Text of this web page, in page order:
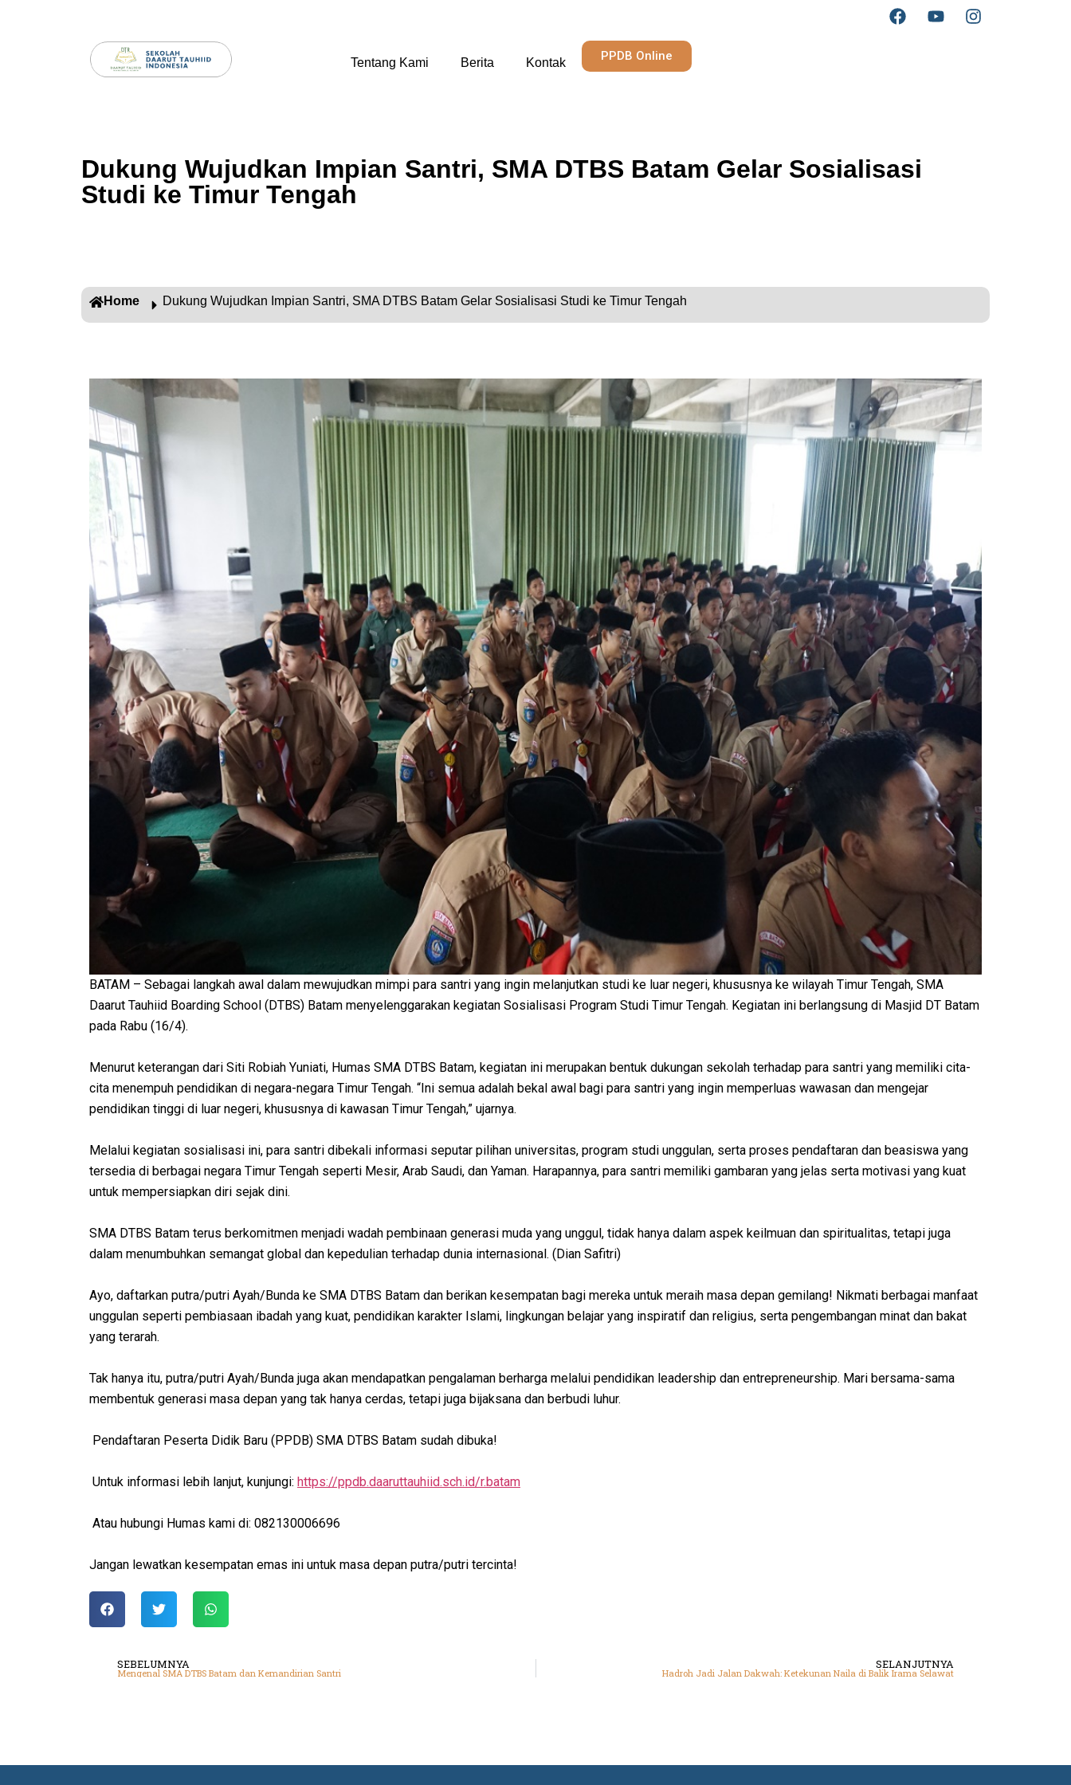
Tentang Kami Berita Kontak PPDB Online
Dukung Wujudkan Impian Santri, SMA DTBS Batam Gelar Sosialisasi
Studi ke Timur Tengah
Home Dukung Wujudkan Impian Santri, SMA DTBS Batam Gelar Sosialisasi Studi ke Timur Tengah
BATAM – Sebagai langkah awal dalam mewujudkan mimpi para santri yang ingin melanjutkan studi ke luar negeri, khususnya ke wilayah Timur Tengah, SMA
Daarut Tauhiid Boarding School (DTBS) Batam menyelenggarakan kegiatan Sosialisasi Program Studi Timur Tengah. Kegiatan ini berlangsung di Masjid DT Batam
pada Rabu (16/4).
Menurut keterangan dari Siti Robiah Yuniati, Humas SMA DTBS Batam, kegiatan ini merupakan bentuk dukungan sekolah terhadap para santri yang memiliki cita-
cita menempuh pendidikan di negara-negara Timur Tengah. “Ini semua adalah bekal awal bagi para santri yang ingin memperluas wawasan dan mengejar
pendidikan tinggi di luar negeri, khususnya di kawasan Timur Tengah,” ujarnya.
Melalui kegiatan sosialisasi ini, para santri dibekali informasi seputar pilihan universitas, program studi unggulan, serta proses pendaftaran dan beasiswa yang
tersedia di berbagai negara Timur Tengah seperti Mesir, Arab Saudi, dan Yaman. Harapannya, para santri memiliki gambaran yang jelas serta motivasi yang kuat
untuk mempersiapkan diri sejak dini.
SMA DTBS Batam terus berkomitmen menjadi wadah pembinaan generasi muda yang unggul, tidak hanya dalam aspek keilmuan dan spiritualitas, tetapi juga
dalam menumbuhkan semangat global dan kepedulian terhadap dunia internasional. (Dian Safitri)
Ayo, daftarkan putra/putri Ayah/Bunda ke SMA DTBS Batam dan berikan kesempatan bagi mereka untuk meraih masa depan gemilang! Nikmati berbagai manfaat
unggulan seperti pembiasaan ibadah yang kuat, pendidikan karakter Islami, lingkungan belajar yang inspiratif dan religius, serta pengembangan minat dan bakat
yang terarah.
Tak hanya itu, putra/putri Ayah/Bunda juga akan mendapatkan pengalaman berharga melalui pendidikan leadership dan entrepreneurship. Mari bersama-sama
membentuk generasi masa depan yang tak hanya cerdas, tetapi juga bijaksana dan berbudi luhur.
Pendaftaran Peserta Didik Baru (PPDB) SMA DTBS Batam sudah dibuka!
Untuk informasi lebih lanjut, kunjungi: https://ppdb.daaruttauhiid.sch.id/r.batam
Atau hubungi Humas kami di: 082130006696
Jangan lewatkan kesempatan emas ini untuk masa depan putra/putri tercinta!
SEBELUMNYA
Mengenal SMA DTBS Batam dan Kemandirian Santri
SELANJUTNYA
Hadroh Jadi Jalan Dakwah: Ketekunan Naila di Balik Irama Selawat